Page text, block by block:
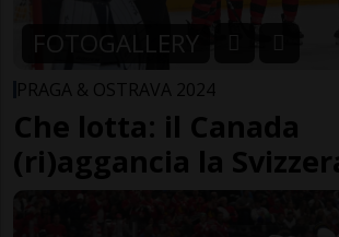
FOTOGALLERY
PRAGA & OSTRAVA 2024
Che lotta: il Canada
(ri)aggancia la